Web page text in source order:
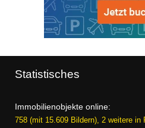
Statistisches
Immobilienobjekte online:
758 (mit 15.609 Bildern), 2 weitere in